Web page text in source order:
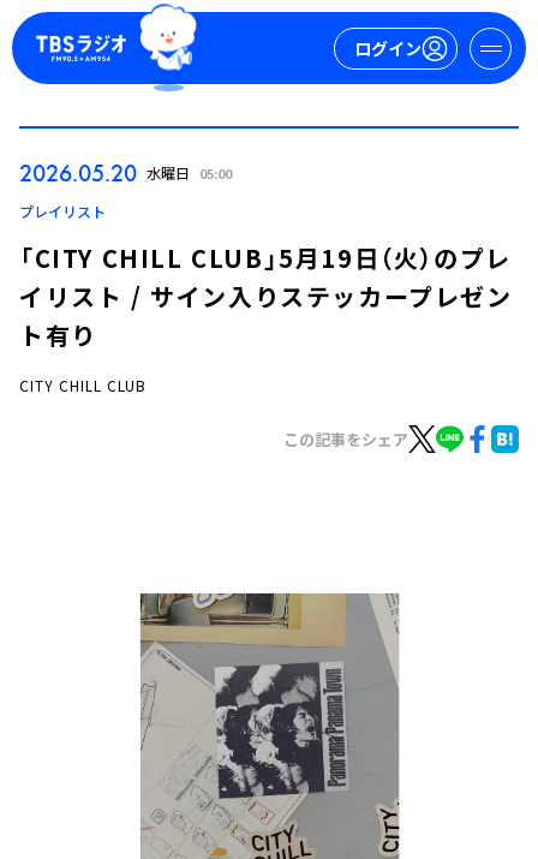
ログイン
YouTube
会社情報
2026.05.20 水曜日 05:00
プレイリスト
「CITY CHILL CLUB」5月19日（火）のプレ
イリスト / サイン入りステッカープレゼン
ト有り
CITY CHILL CLUB
この記事をシェア